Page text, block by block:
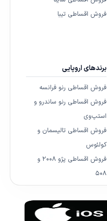
فروش اقساطی تیبا
برندهای اروپایی
فروش اقساطی رنو فرانسه
فروش اقساطی رنو ساندرو و
استپ‌وی
فروش اقساطی تالیسمان و
کولئوس
فروش اقساطی پژو ۲۰۰۸ و
۵۰۸